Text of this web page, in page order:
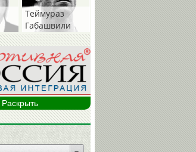
Теймураз
Габашвили
Раскрыть